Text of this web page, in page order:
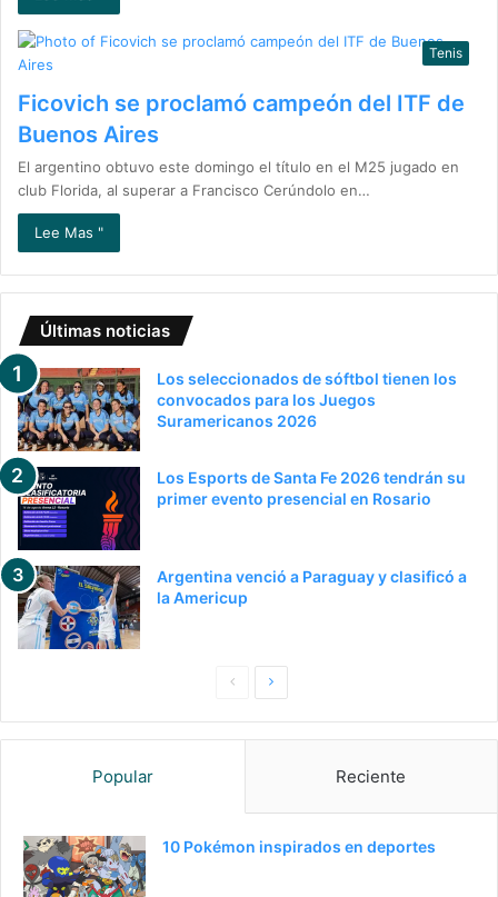
Tenis
Ficovich se proclamó campeón del ITF de
Buenos Aires
El argentino obtuvo este domingo el título en el M25 jugado en
club Florida, al superar a Francisco Cerúndolo en…
Lee Mas "
Últimas noticias
Los seleccionados de sóftbol tienen los
convocados para los Juegos
Suramericanos 2026
Los Esports de Santa Fe 2026 tendrán su
primer evento presencial en Rosario
Argentina venció a Paraguay y clasificó a
la Americup
g
g
Popular Reciente
10 Pokémon inspirados en deportes